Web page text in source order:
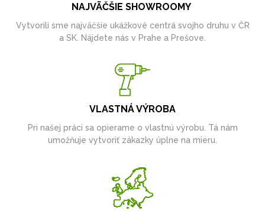
NAJVÄČŠIE SHOWROOMY
Vytvorili sme najväčšie ukážkové centrá svojho druhu v ČR
a SK. Nájdete nás v Prahe a Prešove.
VLASTNÁ VÝROBA
Pri našej práci sa opierame o vlastnú výrobu. Tá nám
umožňuje vytvoriť zákazky úplne na mieru.